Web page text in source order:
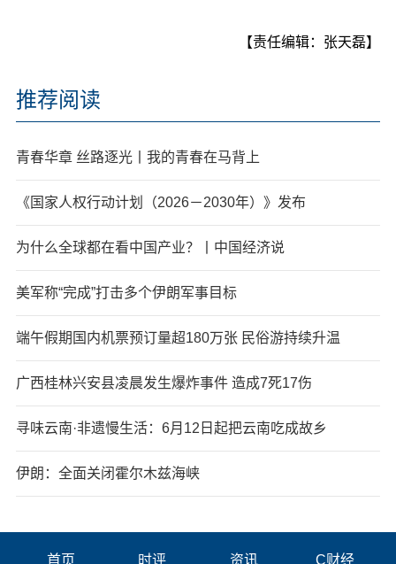
【责任编辑：张天磊】
推荐阅读
青春华章 丝路逐光丨我的青春在马背上
《国家人权行动计划（2026－2030年）》发布
为什么全球都在看中国产业？丨中国经济说
美军称“完成”打击多个伊朗军事目标
端午假期国内机票预订量超180万张 民俗游持续升温
广西桂林兴安县凌晨发生爆炸事件 造成7死17伤
寻味云南·非遗慢生活：6月12日起把云南吃成故乡
伊朗：全面关闭霍尔木兹海峡
首页 时评 资讯 C财经